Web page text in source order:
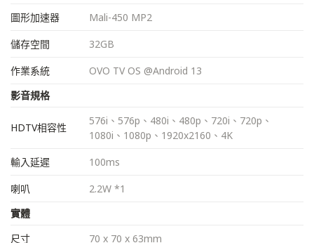
圖形加速器
Mali-450 MP2
儲存空間
32GB
作業系統
OVO TV OS @Android 13
影音規格
HDTV相容性
576i、576p、480i、480p、720i、720p、
1080i、1080p、1920x2160、4K
輸入延遲
100ms
喇叭
2.2W *1
實體
尺寸
70 x 70 x 63mm